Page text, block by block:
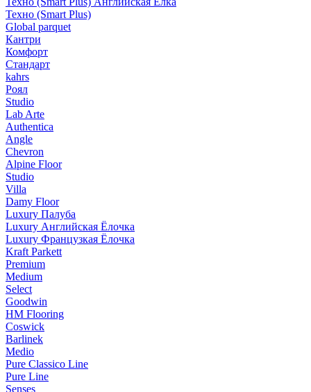
Техно (Smart Plus)
Global parquet
Кантри
Комфорт
Стандарт
kahrs
Роял
Studio
Lab Arte
Authentica
Angle
Chevron
Alpine Floor
Studio
Villa
Damy Floor
Luxury Палуба
Luxury Английская Ёлочка
Luxury Французкая Ёлочка
Kraft Parkett
Premium
Medium
Select
Goodwin
HM Flooring
Coswick
Barlinek
Medio
Pure Classico Line
Pure Line
Senses